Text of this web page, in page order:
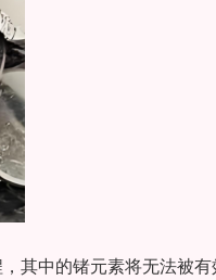
其中的锗元素将无法被